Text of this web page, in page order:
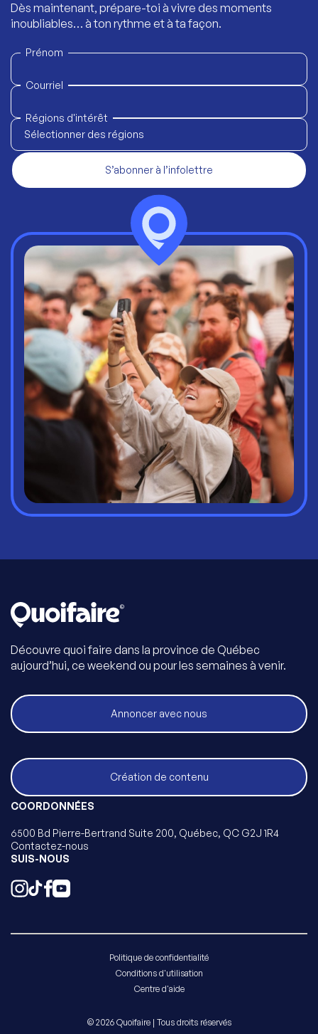
Dès maintenant, prépare-toi à vivre des moments
inoubliables… à ton rythme et à ta façon.
Prénom
Courriel
Régions d'intérêt
Sélectionner des régions
S’abonner à l’infolettre
Découvre quoi faire dans la province de Québec
aujourd’hui, ce weekend ou pour les semaines à venir.
Annoncer avec nous
Création de contenu
COORDONNÉES
6500 Bd Pierre-Bertrand Suite 200, Québec, QC G2J 1R4
Contactez-nous
SUIS-NOUS
Politique de confidentialité
Conditions d'utilisation
Centre d'aide
© 2026 Quoifaire | Tous droits réservés